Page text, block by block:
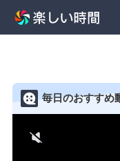
毎日のおすすめ